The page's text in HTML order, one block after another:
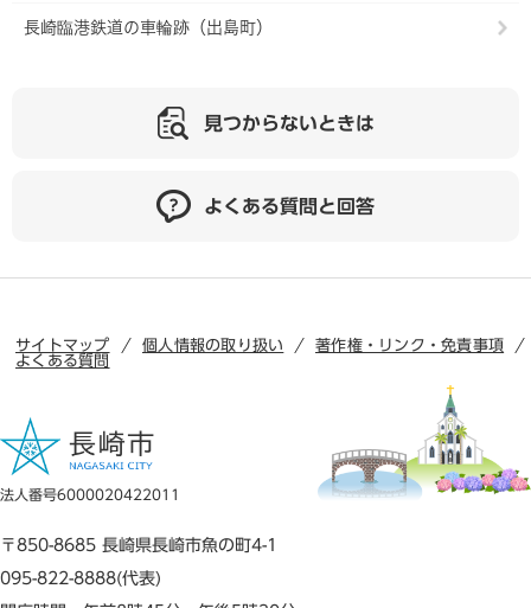
長崎臨港鉄道の車輪跡（出島町）
見つからないときは
よくある質問と回答
サイトマップ 個人情報の取り扱い
著作権・リンク・免責事項
よくある質問
法人番号6000020422011
〒850-8685 長崎県長崎市魚の町4-1
095-822-8888(代表)